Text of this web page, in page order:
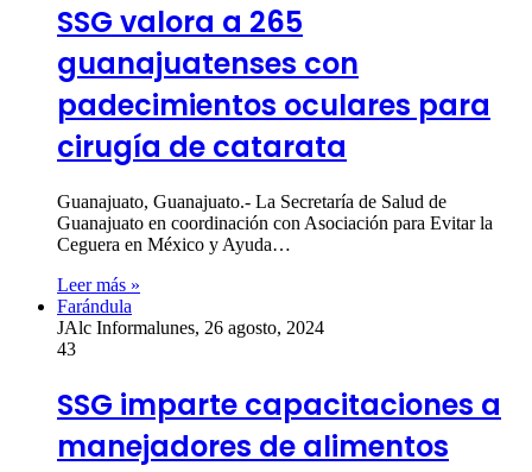
SSG valora a 265
guanajuatenses con
padecimientos oculares para
cirugía de catarata
Guanajuato, Guanajuato.- La Secretaría de Salud de
Guanajuato en coordinación con Asociación para Evitar la
Ceguera en México y Ayuda…
Leer más »
Farándula
JAlc Informalunes, 26 agosto, 2024
43
SSG imparte capacitaciones a
manejadores de alimentos